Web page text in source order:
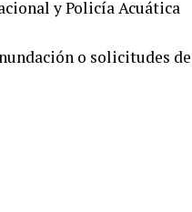
y Policía Acuática
o solicitudes de